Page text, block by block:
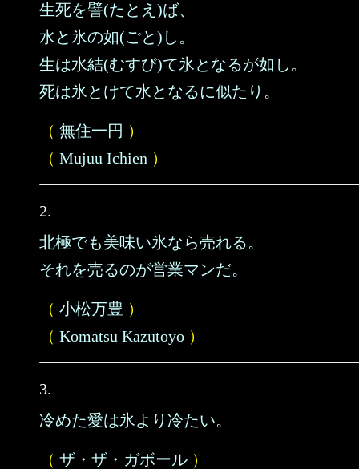
生死を譬(たとえ)ば、
水と氷の如(ごと)し。
生は水結(むすび)て氷となるが如し。
死は氷とけて水となるに似たり。
（ 無住一円 ）
（ Mujuu Ichien ）
2.
北極でも美味い氷なら売れる。
それを売るのが営業マンだ。
（ 小松万豊 ）
（ Komatsu Kazutoyo ）
3.
冷めた愛は氷より冷たい。
（ ザ・ザ・ガボール ）